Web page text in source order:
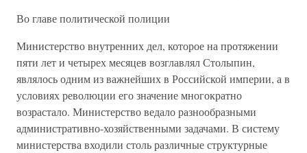
Во главе политической полиции
Министерство внутренних дел, которое на протяжении
пяти лет и четырех месяцев возглавлял Столыпин,
являлось одним из важнейших в Российской империи, а в
условиях революции его значение многократно
возрастало. Министерство ведало разнообразными
административно-хозяйственными задачами. В систему
министерства входили столь различные структурные